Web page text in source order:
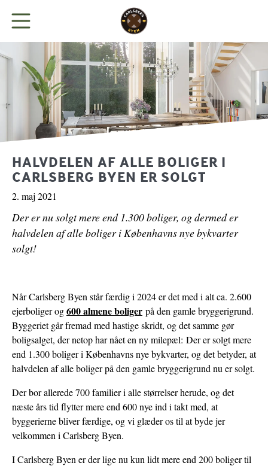
BYEN
LEJ KONTOR
BUTIKKER
SPIS
NYHEDER
PARKERING
HALVDELEN AF ALLE BOLIGER I
CARLSBERG BYEN ER SOLGT
2. maj 2021
Der er nu solgt mere end 1.300 boliger, og dermed er
halvdelen af alle boliger i Københavns nye bykvarter
solgt!
Når Carlsberg Byen står færdig i 2024 er det med i alt ca. 2.600
ejerboliger og600 almene boliger på den gamle bryggerigrund.
Byggeriet går fremad med hastige skridt, og det samme gør
boligsalget, der netop har nået en ny milepæl: Der er solgt mere
end 1.300 boliger i Københavns nye bykvarter, og det betyder, at
halvdelen af alle boliger på den gamle bryggerigrund nu er solgt.
Der bor allerede 700 familier i alle størrelser herude, og det
næste års tid flytter mere end 600 nye ind i takt med, at
byggerierne bliver færdige, og vi glæder os til at byde jer
velkommen i Carlsberg Byen.
I Carlsberg Byen er der lige nu kun lidt mere end 200 boliger til